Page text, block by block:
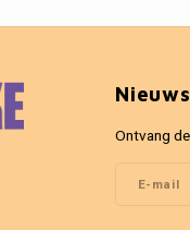
Ontvang